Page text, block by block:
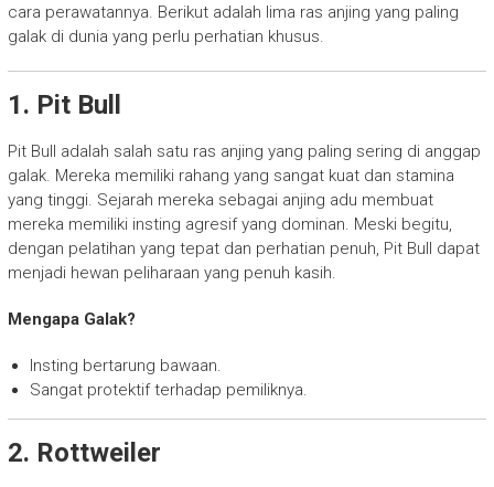
cara perawatannya. Berikut adalah lima ras anjing yang paling
galak di dunia yang perlu perhatian khusus.
1. Pit Bull
Pit Bull adalah salah satu ras anjing yang paling sering di anggap
galak. Mereka memiliki rahang yang sangat kuat dan stamina
yang tinggi. Sejarah mereka sebagai anjing adu membuat
mereka memiliki insting agresif yang dominan. Meski begitu,
dengan pelatihan yang tepat dan perhatian penuh, Pit Bull dapat
menjadi hewan peliharaan yang penuh kasih.
Mengapa Galak?
Insting bertarung bawaan.
Sangat protektif terhadap pemiliknya.
2. Rottweiler